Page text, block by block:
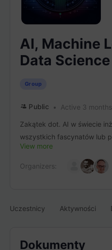
AI, Machine
Data Science
Group
Public Active 3
Zakątek dot. AI w świecie
wszystkich fascynatów lub
View more
Organizers:
Uczestnicy Aktywności
Dokumenty